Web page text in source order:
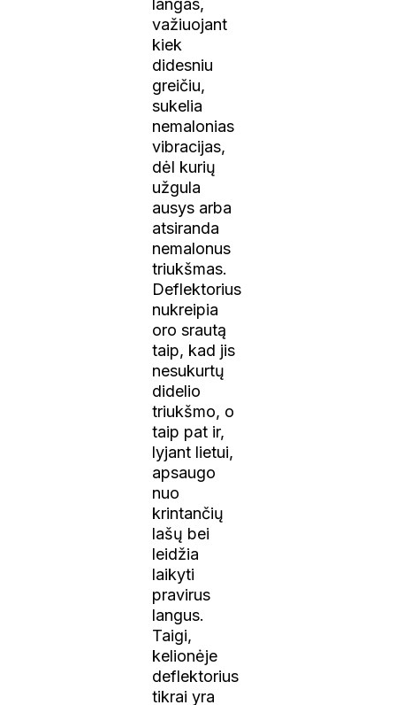
langas,
važiuojant
kiek
didesniu
greičiu,
sukelia
nemalonias
vibracijas,
dėl kurių
užgula
ausys arba
atsiranda
nemalonus
triukšmas.
Deflektorius
nukreipia
oro srautą
taip, kad jis
nesukurtų
didelio
triukšmo, o
taip pat ir,
lyjant lietui,
apsaugo
nuo
krintančių
lašų bei
leidžia
laikyti
pravirus
langus.
Taigi,
kelionėje
deflektorius
tikrai yra